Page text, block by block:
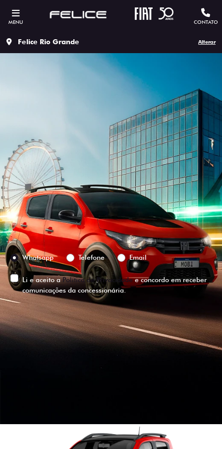
MENU CONTATO
Felice Rio Grande Alterar
ESTOU INTERESSADO
Versão escolhida
Preferência de contato:
Whatsapp
Telefone Email
Li e aceito aPolítica de Privacidadee concordo em receber
comunicações da concessionária.
ENTRAR EM CONTATO